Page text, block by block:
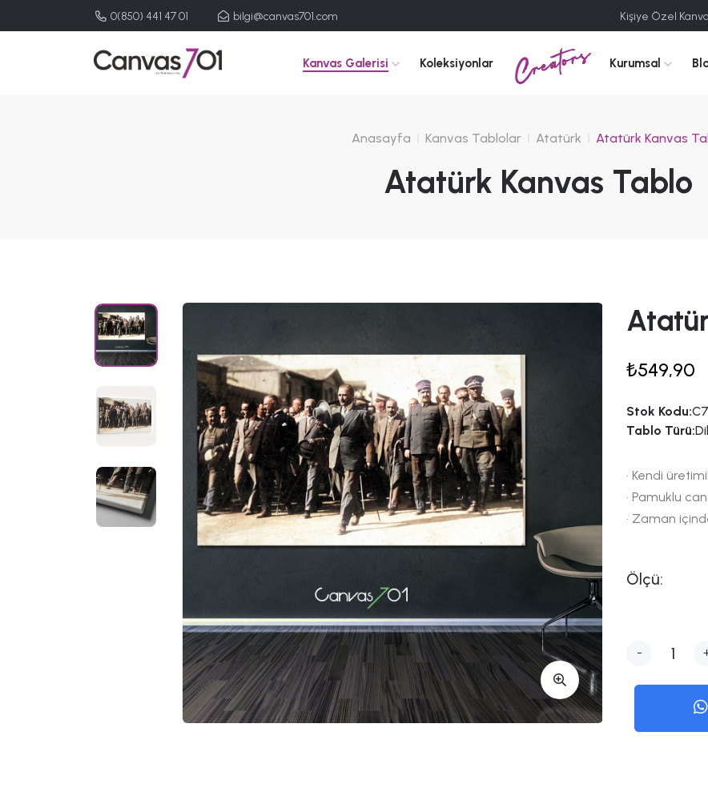
0(850) 441 47 01 bilgi@canvas701.com Kişiye Özel
Kanvas Galerisi Koleksiyonlar Creators Kurumsal
Anasayfa Kanvas Tablolar Atatürk Atatürk Kanvas
Atatürk Kanvas Tablo
₺549,90
Stok Kodu:
Tablo Türü:
• Kendi
• Pamuklu
• Zaman
Ölçü:
-